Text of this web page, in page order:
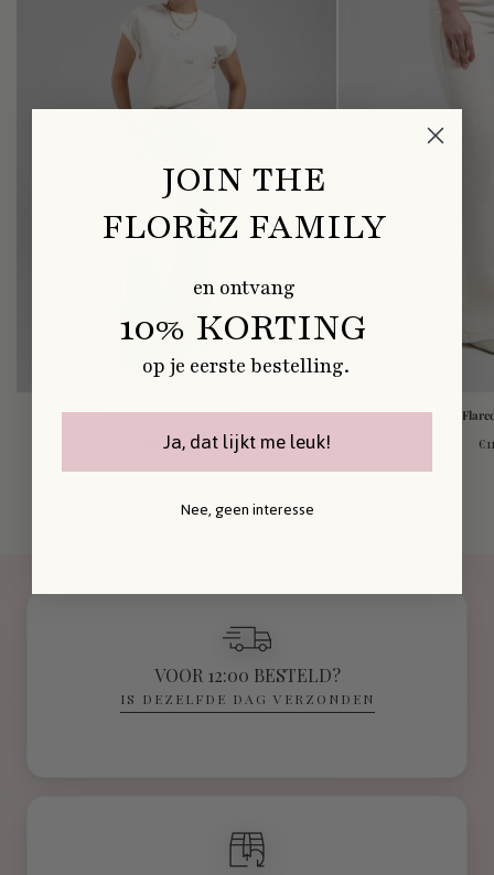
Lily trouser| Olive Green
Normale
€119,95 Verkoopprijs
€59,95
Ana
VOOR 12:00 BESTELD?
IS DEZELFDE DAG VERZONDEN
JOIN THE
FLORÈZ FAMILY
en ontvang
10% KORTING
op je eerste bestelling.
Ja, dat lijkt me leuk!
Nee, geen interesse